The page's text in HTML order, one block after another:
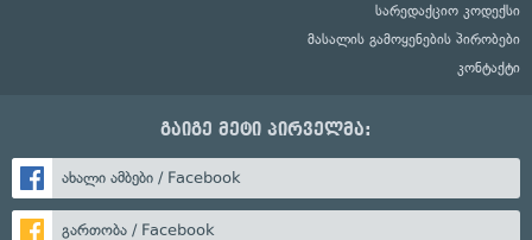
სარედაქციო კოდექსი
მასალის გამოყენების პირობები
კონტაქტი
გაიგე მეტი პირველმა:
ახალი ამბები / Facebook
გართობა / Facebook